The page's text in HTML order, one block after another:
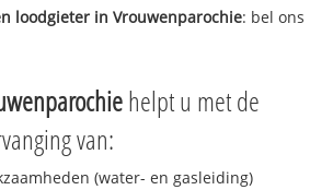
loodgieter inVrouwenparochie: bel ons
helpt u met de
van:
(water- en gasleiding)